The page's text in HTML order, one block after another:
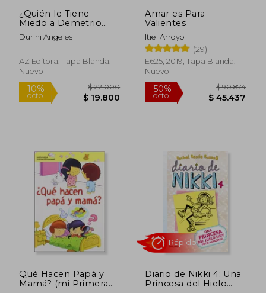
50%
dcto.
$ 140.296 10%
dcto.
¿Quién le Tiene
Miedo a Demetrio
Latov?
Durini Angeles
AZ Editora, Tapa Blanda,
Nuevo
Amar es Para
Valientes
Itiel Arroyo
(29)
E625, 2019, Tapa Blanda,
Nuevo
Qué Hacen Papá y
Mamá? (mi Primera
Diario de Nikki 4: Una
Princesa del Hielo